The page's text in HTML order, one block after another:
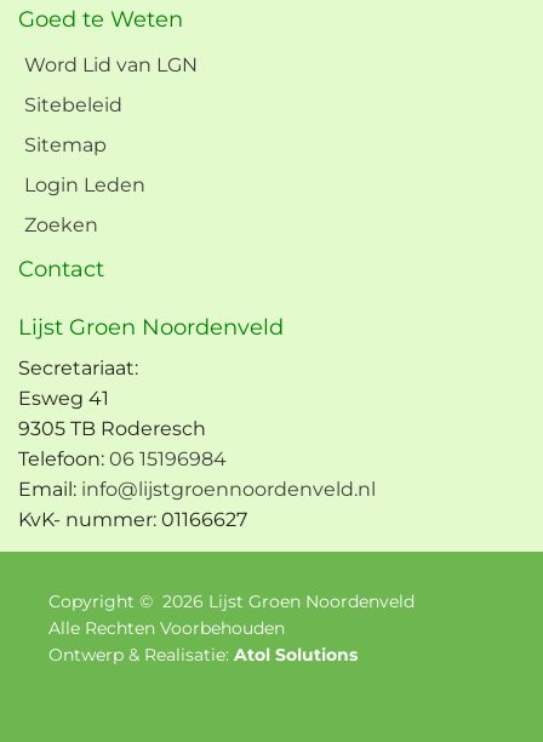
Goed te Weten
Word Lid van LGN
Sitebeleid
Sitemap
Login Leden
Zoeken
Contact
Lijst Groen Noordenveld
Secretariaat:
Esweg 41
9305 TB Roderesch
Telefoon: 06 15196984
Email: info@lijstgroennoordenveld.nl
KvK- nummer: 01166627
Copyright © 2026 Lijst Groen Noordenveld
Alle Rechten Voorbehouden
Ontwerp & Realisatie: Atol Solutions